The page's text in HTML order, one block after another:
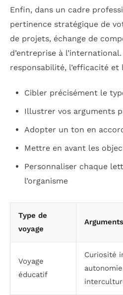
Enfin, dans un cadre
pertinence stratégique de
de projets, échange de
d’entreprise à
responsabilité, l’efficacité
Cibler précisément le
Illustrer vos arguments
Adopter un ton en
Mettre en avant les
Personnaliser chaque
l’organisme
Type de
voyage
Voyage
éducatif
Curiosité